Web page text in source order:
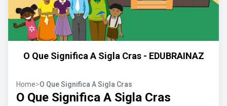
O Que Significa A Sigla Cras - EDUBRAINAZ
Home>O Que Significa A Sigla Cras
O Que Significa A Sigla Cras